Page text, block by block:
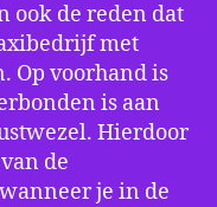
ook de reden dat
met
Op voorhand is
is aan
Hierdoor
de
je in de